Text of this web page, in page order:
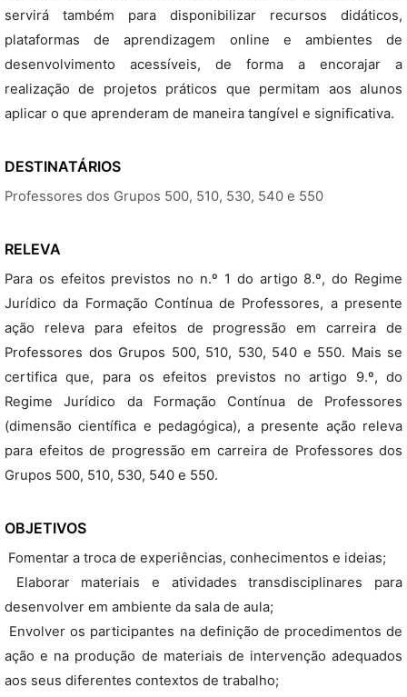
servirá também para disponibilizar recursos didáticos,
plataformas de aprendizagem online e ambientes de
desenvolvimento acessíveis, de forma a encorajar a
realização de projetos práticos que permitam aos alunos
aplicar o que aprenderam de maneira tangível e significativa.
DESTINATÁRIOS
Professores dos Grupos 500, 510, 530, 540 e 550
RELEVA
Para os efeitos previstos no n.º 1 do artigo 8.º, do Regime
Jurídico da Formação Contínua de Professores, a presente
ação releva para efeitos de progressão em carreira de
Professores dos Grupos 500, 510, 530, 540 e 550. Mais se
certifica que, para os efeitos previstos no artigo 9.º, do
Regime Jurídico da Formação Contínua de Professores
(dimensão científica e pedagógica), a presente ação releva
para efeitos de progressão em carreira de Professores dos
Grupos 500, 510, 530, 540 e 550.
OBJETIVOS
 Fomentar a troca de experiências, conhecimentos e ideias;
 Elaborar materiais e atividades transdisciplinares para
desenvolver em ambiente da sala de aula;
 Envolver os participantes na definição de procedimentos de
ação e na produção de materiais de intervenção adequados
aos seus diferentes contextos de trabalho;